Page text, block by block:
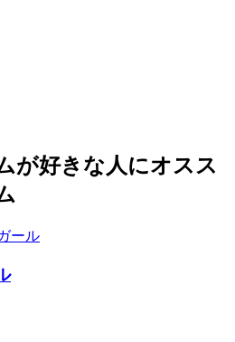
が好きな人にオスス